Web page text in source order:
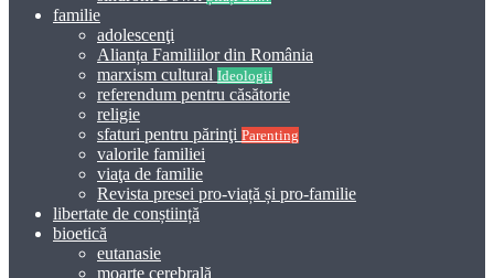
familie
adolescenţi
Alianța Familiilor din România
marxism cultural Ideologii
referendum pentru căsătorie
religie
sfaturi pentru părinţi Parenting
valorile familiei
viaţa de familie
Revista presei pro-viață și pro-familie
libertate de conștiință
bioetică
eutanasie
moarte cerebrală